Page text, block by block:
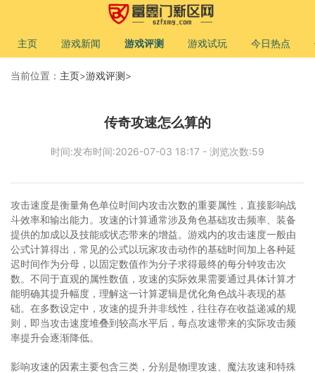
主页 游戏新闻 游戏评测 游戏试玩 今日热点
当前位置： 主页>游戏评测>
传奇攻速怎么算的
时间:发布时间:2026-07-03 18:17 - 浏览次数:59
攻击速度是衡量角色单位时间内攻击次数的重要属性，直接影响战
斗效率和输出能力。攻速的计算通常涉及角色基础攻击频率、装备
提供的加成以及技能或状态带来的增益。游戏内的攻击速度一般由
公式计算得出，常见的公式以玩家攻击动作的基础时间加上各种延
迟时间作为分母，以固定数值作为分子求得最终的每分钟攻击次
数。不同于直观的属性数值，攻速的实际效果需要通过具体计算才
能明确其提升幅度，理解这一计算逻辑是优化角色战斗表现的基
础。在多数设定中，攻速的提升并非线性，往往存在收益递减的规
则，即当攻击速度堆叠到较高水平后，每点攻速带来的实际攻击频
率提升会逐渐降低。
影响攻速的因素主要包含三类，分别是物理攻速、魔法攻速和特殊